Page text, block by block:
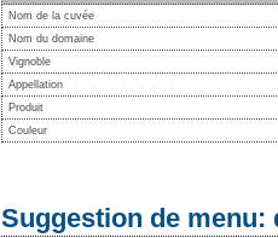
Nom de la cuvée
Nom du domaine
Vignoble
Appellation
Produit
Couleur
Suggestion de menu: